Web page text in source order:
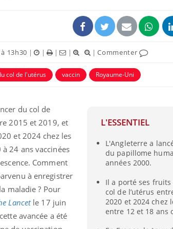
13h30 | | | | |Commenter
col de l'utérus vaccin Royaume-Uni
L'ESSENTIEL
L'Angleterre a
du papillome
années 2000.
Il a porté ses fruits
col de l’utérus
2020 et 2024 chez
entre 12 et 18 ans
du col de
2015 et 2019, et
et 2024 chez les
24 ans vaccinées
Comment
à enregistrer
maladie ? Pour
Lancetle 17 juin
avancée a été